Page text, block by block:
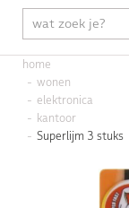
home
wonen
elektronica
kantoor
Superlijm 3 stuks